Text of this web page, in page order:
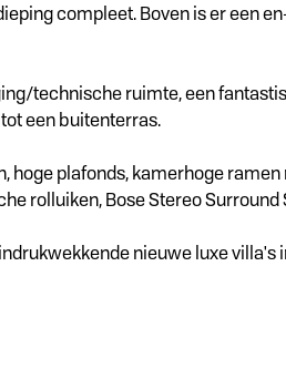
compleet. Boven is er een
technische ruimte, een
een buitenterras.
hoge plafonds, kamerhoge
rolluiken, Bose Stereo Surround
nieuwe luxe villa's